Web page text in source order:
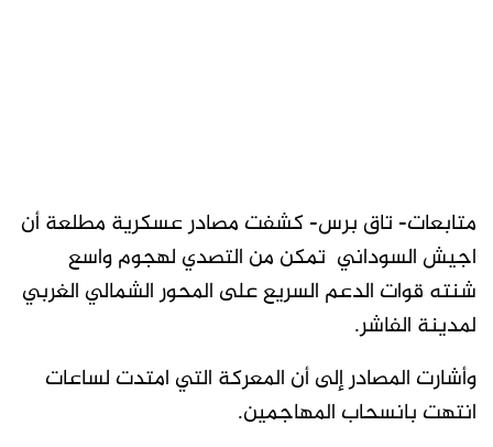
متابعات- تاق برس- كشفت مصادر عسكرية مطلعة أن
اجيش السوداني تمكن من التصدي لهجوم واسع
شنته قوات الدعم السريع على المحور الشمالي الغربي
لمدينة الفاشر.
وأشارت المصادر إلى أن المعركة التي امتدت لساعات
انتهت بانسحاب المهاجمين.